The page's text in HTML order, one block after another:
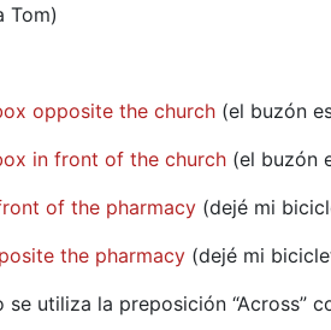
Tom)
opposite the church(el buzón
in front of the church(el buzón
of the pharmacy(dejé mi
the pharmacy(dejé mi
se utiliza la preposición “Across”